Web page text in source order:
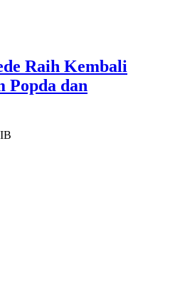
Raih Kembali
Popda dan